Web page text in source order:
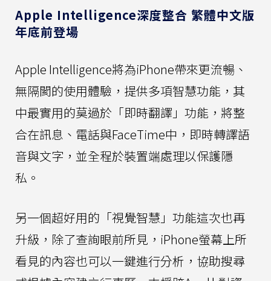
Apple Intelligence深度整合 繁體中文版
年底前登場
Apple Intelligence將為iPhone帶來更流暢、
無隔閡的使用體驗，提供多項智慧功能，其
中最實用的莫過於「即時翻譯」功能，將整
合在訊息、電話與FaceTime中，即時轉譯語
音與文字，並全程於裝置端處理以保護隱
私。
另一個超好用的「視覺智慧」功能這次也再
升級，除了查詢眼前所見，iPhone螢幕上所
看見的內容也可以一鍵進行分析，協助搜尋